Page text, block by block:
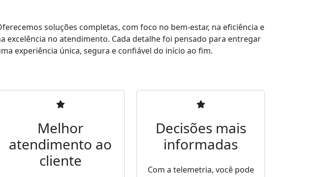
soluções completas, com foco no bem-estar, na eficiência e
excelência no atendimento. Cada detalhe foi pensado para entregar
experiência única, segura e confiável do início ao fim.
Melhor
atendimento ao
cliente
Decisões mais
informadas
Com a telemetria, você pode